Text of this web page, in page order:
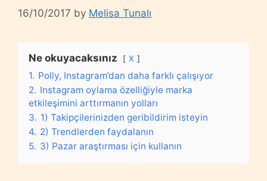
16/10/2017 by Melisa Tunalı
Ne okuyacaksınız X
1. Polly, Instagram’dan daha farklı çalışıyor
2. Instagram oylama özelliğiyle marka
etkileşimini arttırmanın yolları
3. 1) Takipçilerinizden geribildirim isteyin
4. 2) Trendlerden faydalanın
5. 3) Pazar araştırması için kullanın